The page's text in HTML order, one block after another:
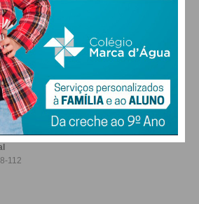
SERVIÇO EM PAÇOS DE